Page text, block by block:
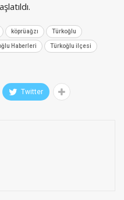
köprüağzı Türkoğlu
Haberleri Türkoğlu ilçesi
Twitter